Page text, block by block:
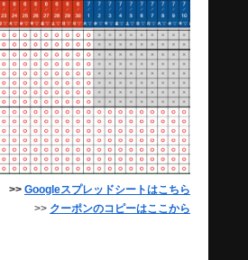
>> Googleスプレッドシートはこちら
>> クーポンのコピーはここから